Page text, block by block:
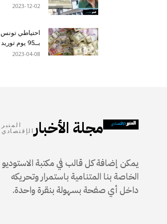
2023-12-02
احتياطي تونس
بــ95 يوم توريد
2023-04-08
مجلة الأخبار
المنبر
الإقتصادي
يمكن إضافة كل قالب في مكتبة الاستوديو
الخاصة بنا المتنامية باستمرار وتحريكه
داخل أي صفحة بسهولة بنقرة واحدة.